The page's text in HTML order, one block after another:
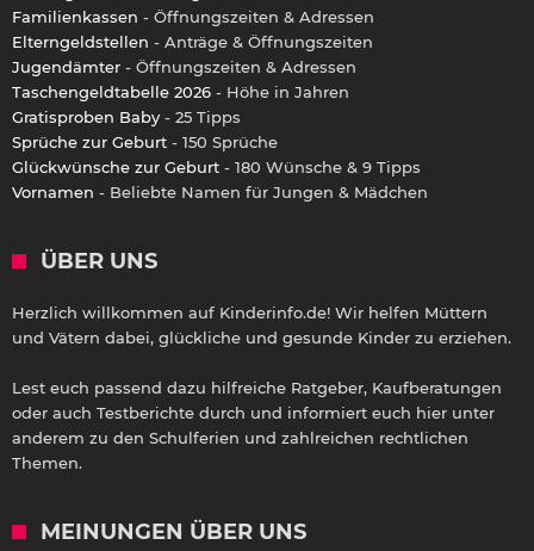
Familienkassen - Öffnungszeiten & Adressen
Elterngeldstellen - Anträge & Öffnungszeiten
Jugendämter - Öffnungszeiten & Adressen
Taschengeldtabelle 2026 - Höhe in Jahren
Gratisproben Baby - 25 Tipps
Sprüche zur Geburt - 150 Sprüche
Glückwünsche zur Geburt - 180 Wünsche & 9 Tipps
Vornamen - Beliebte Namen für Jungen & Mädchen
ÜBER UNS
Herzlich willkommen auf Kinderinfo.de! Wir helfen Müttern
und Vätern dabei, glückliche und gesunde Kinder zu erziehen.
Lest euch passend dazu hilfreiche Ratgeber, Kaufberatungen
oder auch Testberichte durch und informiert euch hier unter
anderem zu den Schulferien und zahlreichen rechtlichen
Themen.
MEINUNGEN ÜBER UNS